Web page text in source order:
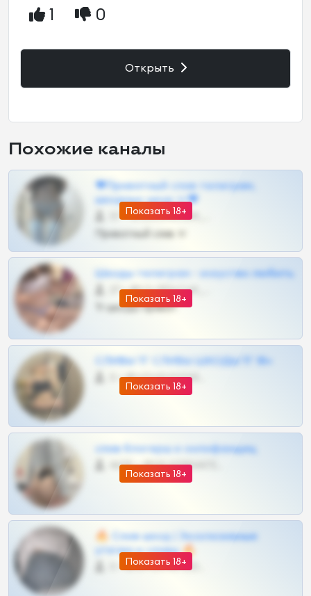
1 0
Открыть
Похожие каналы
Показать 18+
❤Приватный слив телеграм,
шкодных шкур тг❤
57 •
Приватный слив тг
Показать 18+
Шкоды телеграм - искуство любить
27 •
Тг шкоды приват
Показать 18+
СЛИВЫ ТГ СЛИВЫ ШКОДЫ ТГ 18+
0 •
Показать 18+
слив блогерш и онлифанщиц
4675 •
Показать 18+
🔥 Слив шкод | Эксклюзивные
утечки и сливы 🔥
0 •